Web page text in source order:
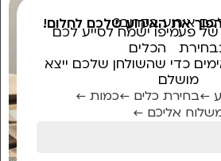
אירוע בקרוב?
את האירוע שלכם לחלום!
של פעמיפו ישמח לסייע לכם
הכלים
כדי שהשולחן שלכם ייצא
מושלם
←בחירת כלים ←כמות ←
אליכם ←